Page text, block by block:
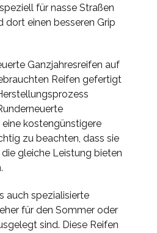
für nasse Straßen
dort einen besseren Grip
Ganzjahresreifen auf
Reifen gefertigt
kostengünstigere
zu beachten, dass sie
gleiche Leistung bieten
auch spezialisierte
für den Sommer oder
sind. Diese Reifen